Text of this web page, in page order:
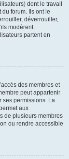
dont le travail
forum. Ils ont le
déverrouiller,
modèrent.
partent en
des membres et
peut appartenir
ses permissions. La
aux
de plusieurs membres
ou rendre accessible